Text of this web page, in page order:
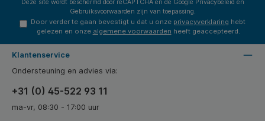
Deze site wordt beschermd door reCAPTCHA en de Google Privacybeleid en
Gebruiksvoorwaarden zijn van toepassing.
Door verder te gaan bevestigt u dat u onze privacyverklaring hebt
gelezen en onze algemene voorwaarden heeft geaccepteerd.
Klantenservice
Ondersteuning en advies via:
+31 (0) 45-522 93 11
ma-vr, 08:30 - 17:00 uur